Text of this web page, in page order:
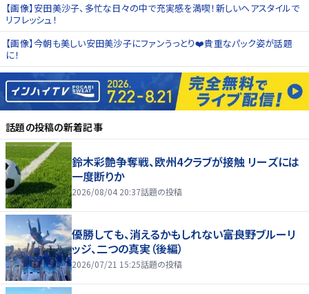
【画像】安田美沙子、多忙な日々の中で充実感を満喫！新しいヘアスタイルで
リフレッシュ！
【画像】今朝も美しい安田美沙子にファンうっとり❤️貴重なパック姿が話題
に！
話題の投稿の新着記事
鈴木彩艶争奪戦、欧州4クラブが接触 リーズには
一度断りか
2026/08/04 20:37話題の投稿
優勝しても、消えるかもしれない――富良野ブルーリ
ッジ、二つの真実（後編）
2026/07/21 15:25話題の投稿